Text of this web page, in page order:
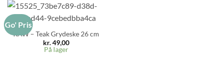
Go' Pris
RAW – Teak Grydeske 26 cm
kr.49,00
På lager